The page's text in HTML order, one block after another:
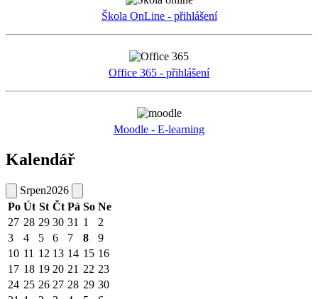
Škola OnLine - přihlášení
Office 365 - přihlášení
Moodle - E-learning
Kalendář
Srpen2026
Po Út St Čt Pá So Ne
27 28 29 30 31 1
2
3
4 5 6 7 8
9
10 11 12 13 14 15 16
17 18 19 20 21 22 23
24 25 26 27 28 29 30